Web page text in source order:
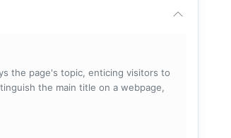
the page's topic, enticing visitors to
the main title on a webpage,